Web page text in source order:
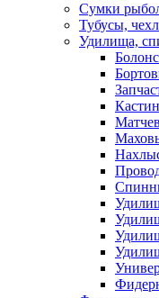
Сумки
Тубусы,
Удилища,